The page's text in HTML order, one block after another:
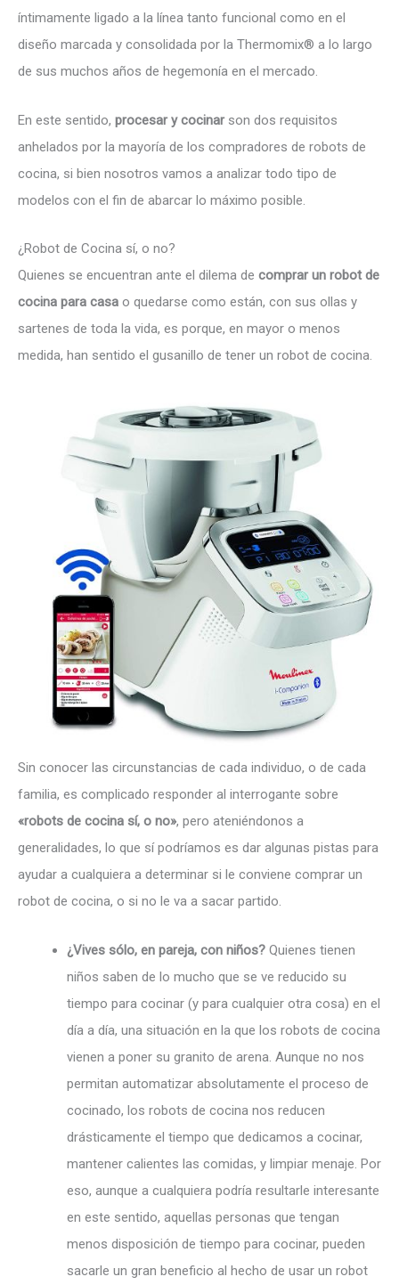
íntimamente ligado a la línea tanto funcional como en el
diseño marcada y consolidada por la Thermomix® a lo largo
de sus muchos años de hegemonía en el mercado.
En este sentido, procesar y cocinarson dos requisitos
anhelados por la mayoría de los compradores de robots de
cocina, si bien nosotros vamos a analizar todo tipo de
modelos con el fin de abarcar lo máximo posible.
¿Robot de Cocina sí, o no?
Quienes se encuentran ante el dilema de comprar un robot de
cocina para casa o quedarse como están, con sus ollas y
sartenes de toda la vida, es porque, en mayor o menos
medida, han sentido el gusanillo de tener un robot de cocina.
Sin conocer las circunstancias de cada individuo, o de cada
familia, es complicado responder al interrogante sobre
«robots de cocina sí, o no», pero ateniéndonos a
generalidades, lo que sí podríamos es dar algunas pistas para
ayudar a cualquiera a determinar si le conviene comprar un
robot de cocina, o si no le va a sacar partido.
¿Vives sólo, en pareja, con niños? Quienes tienen
niños saben de lo mucho que se ve reducido su
tiempo para cocinar (y para cualquier otra cosa) en el
día a día, una situación en la que los robots de cocina
vienen a poner su granito de arena. Aunque no nos
permitan automatizar absolutamente el proceso de
cocinado, los robots de cocina nos reducen
drásticamente el tiempo que dedicamos a cocinar,
mantener calientes las comidas, y limpiar menaje. Por
eso, aunque a cualquiera podría resultarle interesante
en este sentido, aquellas personas que tengan
menos disposición de tiempo para cocinar, pueden
sacarle un gran beneficio al hecho de usar un robot